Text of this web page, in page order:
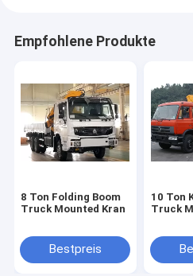
Empfohlene Produkte
8 Ton Folding Boom
Truck Mounted Kran
Bestpreis
10 Ton
Truck